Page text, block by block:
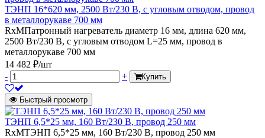
ТЭНП 16*620 мм, 2500 Вт/230 В, с угловым отводом, провод
в металлорукаве 700 мм
RxMПатронный нагреватель диаметр 16 мм, длина 620 мм,
2500 Вт/230 В, с угловым отводом L=25 мм, провод в
металлорукаве 700 мм
14 482 ₽/шт
-
+ Купить
Быстрый просмотр
ТЭНП 6,5*25 мм, 160 Вт/230 В, провод 250 мм
RxMТЭНП 6,5*25 мм, 160 Вт/230 В, провод 250 мм